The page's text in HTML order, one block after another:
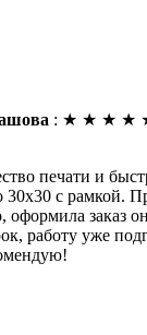
: ★ ★ ★ ★
печати и
30х30 с рамкой.
оформила заказ
работу уже